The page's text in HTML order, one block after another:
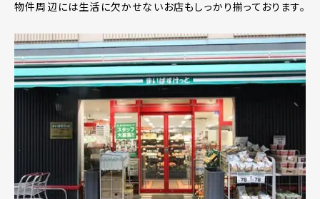
物件周辺には生活に欠かせないお店もしっかり揃っております。